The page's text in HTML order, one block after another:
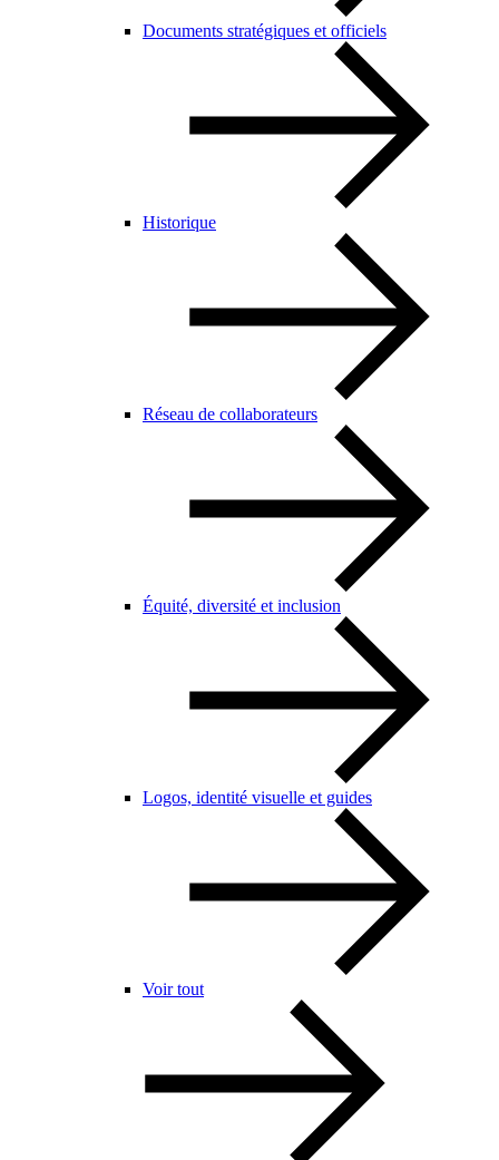
Documents stratégiques et officiels
Historique
Réseau de collaborateurs
Équité, diversité et inclusion
Logos, identité visuelle et guides
Voir tout